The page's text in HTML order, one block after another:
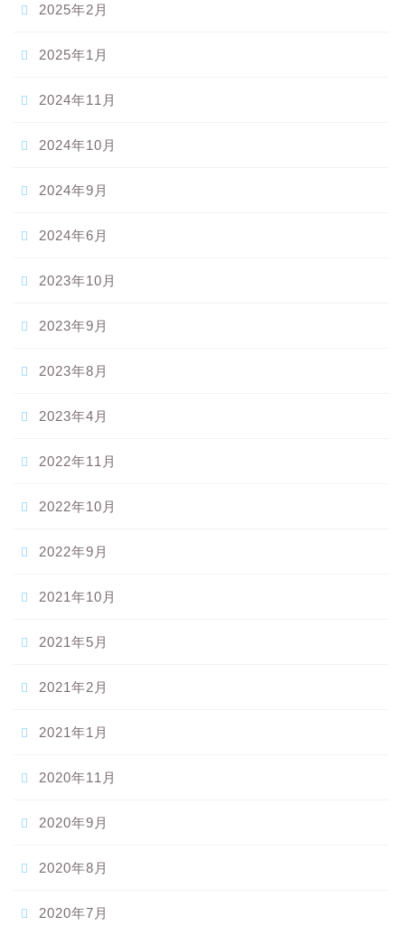
2025年2月
2025年1月
2024年11月
2024年10月
2024年9月
2024年6月
2023年10月
2023年9月
2023年8月
2023年4月
2022年11月
2022年10月
2022年9月
2021年10月
2021年5月
2021年2月
2021年1月
2020年11月
2020年9月
2020年8月
2020年7月